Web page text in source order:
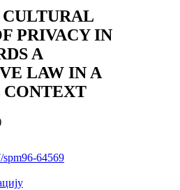
PRIVACY IN
A
LAW IN A
64569